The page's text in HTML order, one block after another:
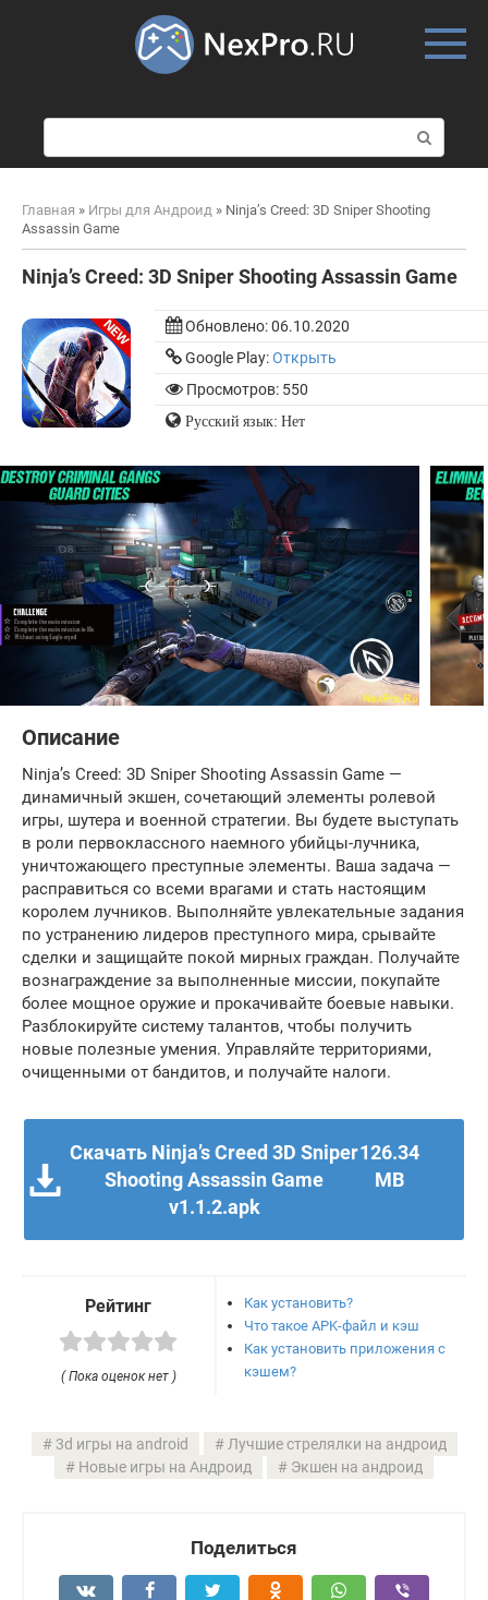
о
и
к
Главная » Игры для Андроид » Ninja’s Creed: 3D Sniper Shooting
Assassin Game
Ninja’s Creed: 3D Sniper Shooting Assassin Game
Обновлено:06.10.2020
Google Play:Открыть
Просмотров: 550
Русский язык: Нет
Описание
Ninja’s Creed: 3D Sniper Shooting Assassin Game —
динамичный экшен, сочетающий элементы ролевой
игры, шутера и военной стратегии. Вы будете выступать
в роли первоклассного наемного убийцы-лучника,
уничтожающего преступные элементы. Ваша задача —
расправиться со всеми врагами и стать настоящим
королем лучников. Выполняйте увлекательные задания
по устранению лидеров преступного мира, срывайте
сделки и защищайте покой мирных граждан. Получайте
вознаграждение за выполненные миссии, покупайте
более мощное оружие и прокачивайте боевые навыки.
Разблокируйте систему талантов, чтобы получить
новые полезные умения. Управляйте территориями,
очищенными от бандитов, и получайте налоги.
Скачать Ninja’s Creed 3D Sniper
Shooting Assassin Game
v1.1.2.apk
126.34
MB
Рейтинг
( Пока оценок нет )
Как установить?
Что такое APK-файл и кэш
Как установить приложения с
кэшем?
3d игры на android
Лучшие стрелялки на андроид
Новые игры на Андроид
Экшен на андроид
Поделиться